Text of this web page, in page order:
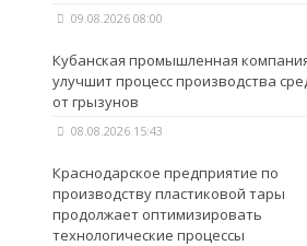
09.08.2026 08:00
Кубанская промышленная
улучшит процесс производства
от грызунов
08.08.2026 15:43
Краснодарское предприятие по
производству пластиковой тары
продолжает оптимизировать
технологические процессы